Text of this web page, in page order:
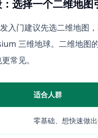
选择一个二维地图
入门建议先选二维地图
三维地球。二维地图
常见。
适合人群
零基础、想快速做